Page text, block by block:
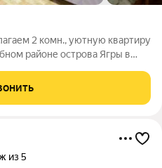
2 комн., уютную квартиру
районе острова Ягры в
м с балконом ( застеклен) Во
из 5